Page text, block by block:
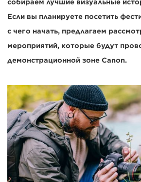
собираем лучшие визуальные
Если вы планируете посетить
с чего начать, предлагаем
мероприятий, которые будут
демонстрационной зоне Canon.